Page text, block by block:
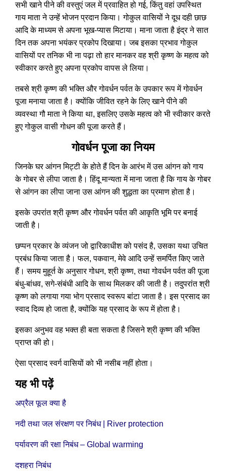
सभी खाने पीने की वस्तुएं जल में प्रवाहित हो गई, किंतु वहां उपस्थित
गाय माता ने उन्हें भोजन प्रदान किया। गोकुल वासियों ने दूध दही छाछ
आदि के माध्यम से अपना भूख-प्यास मिटाया। माना जाता है इंद्र ने सात
दिन तक अपना भयंकर प्रकोप दिखाया। जब इसका प्रभाव गोकुल
वासियों पर तनिक भी ना पढ़ा तो हार मानकर वह श्री कृष्ण के महत्व को
स्वीकार करते हुए अपना प्रकोप वापस ले लिया।
तबसे श्री कृष्ण की भक्ति और गोवर्धन पर्वत के उपकार रूप में गोवर्धन
पूजा मनाया जाता है। क्योंकि जीवित रहने के लिए खाने पीने की
व्यवस्था गौ माता ने किया था, इसलिए उसके महत्व को भी स्वीकार करते
हुए गोकुल वासी गोधन की पूजा करते हैं।
गोवर्धन पूजा का नियम
जिनके घर आंगन मिट्टी के होते हैं दिन के आरंभ में उस आंगन को गाय
के गोबर से लीपा जाता है। हिंदू मान्यता में माना जाता है कि गाय के गोबर
से आंगन का लीपा जाना उस आंगन की शुद्धता का प्रमाण होता है।
इसके उपरांत श्री कृष्ण और गोवर्धन पर्वत की आकृति भूमि पर बनाई
जाती है।
छप्पन प्रकार के व्यंजन जो द्वारिकाधीश को पसंद है, उसका यथा उचित
प्रबंध किया जाता है। फल, पकवान, मेवे आदि उन्हें समर्पित किए जाते
हैं। समय मुहूर्त के अनुसार गोधन, श्री कृष्ण, तथा गोवर्धन पर्वत की पूजा
बंधु-बांधव, सगे-संबंधी आदि के साथ मिलकर की जाती है। तदुपरांत श्री
कृष्ण को लगाया गया भोग प्रसाद स्वरूप बांटा जाता है। इस प्रसाद का
स्वाद दिव्य हो जाता है, क्योंकि यह प्रसाद के रूप में होता है।
इसका अनुभव वह भक्त ही बता सकता है जिसने श्री कृष्ण की भक्ति
प्राप्त की हो।
ऐसा प्रसाद स्वर्ग वासियों को भी नसीब नहीं होता।
यह भी पढ़ें
अप्रैल फूल क्या है
नदी तथा जल संरक्षण पर निबंध | River protection
पर्यावरण की रक्षा निबंध – Global warming
दशहरा निबंध